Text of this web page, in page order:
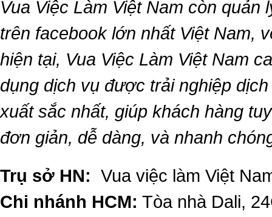
Vua Việc Làm Việt Nam còn quản
trên facebook lớn nhất Việt Nam,
hiện tại, Vua Việc Làm Việt Nam
dụng dịch vụ được trải nghiệp
xuất sắc nhất, giúp khách hàng
đơn giản, dễ dàng, và nhanh
Trụ sở HN: Vua việc làm Việt
Chi nhánh HCM: Tòa nhà Dali,